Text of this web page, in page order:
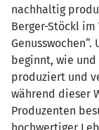
nachhaltig
Berger-Stöckl im
beginnt, wie
produziert und
während dieser
Produzenten